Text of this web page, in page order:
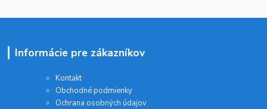
Informácie pre zákazníkov
Kontakt
Obchodné podmienky
Ochrana osobných údajov